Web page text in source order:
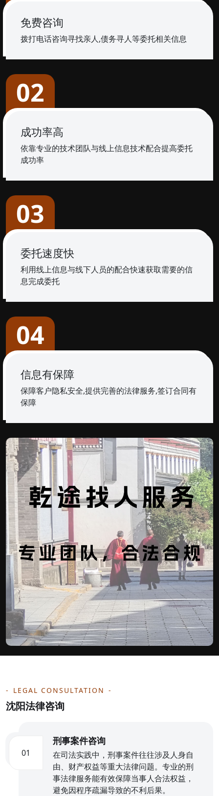
免费咨询
拨打电话咨询寻找亲人,债务寻人等委托相关信息
02
成功率高
依靠专业的技术团队与线上信息技术配合提高委托
成功率
03
委托速度快
利用线上信息与线下人员的配合快速获取需要的信
息完成委托
04
信息有保障
保障客户隐私安全,提供完善的法律服务,签订合同有
保障
LEGAL CONSULTATION
沈阳法律咨询
01
刑事案件咨询
在司法实践中，刑事案件往往涉及人身自
由、财产权益等重大法律问题。专业的刑
事法律服务能有效保障当事人合法权益，
避免因程序疏漏导致的不利后果。